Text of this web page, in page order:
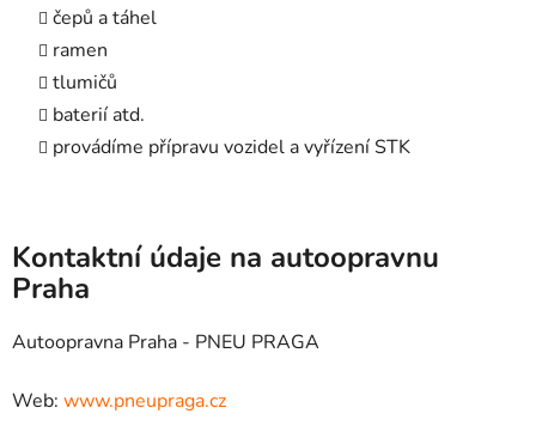
čepů a táhel
ramen
tlumičů
baterií atd.
provádíme přípravu vozidel a vyřízení STK
Kontaktní údaje na autoopravnu
Praha
Autoopravna Praha - PNEU PRAGA
Web: www.pneupraga.cz